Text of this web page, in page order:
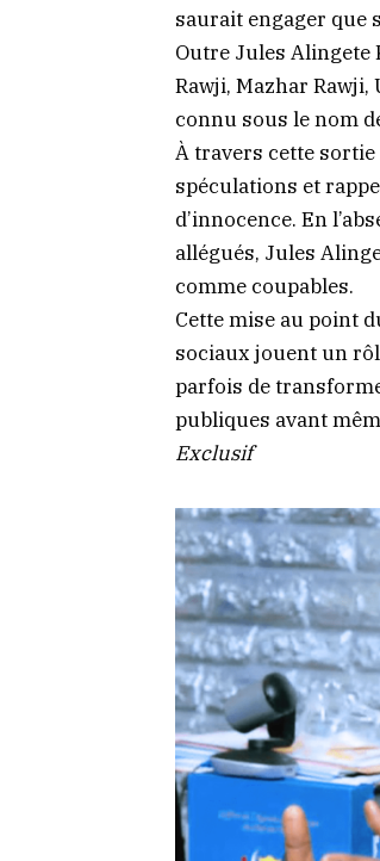
saurait engager que
Outre Jules Alingete
Rawji, Mazhar Rawji,
connu sous le nom
À travers cette
spéculations et
d’innocence. En
allégués, Jules
comme coupables.
Cette mise au point
sociaux jouent un
parfois de
publiques avant
Exclusif